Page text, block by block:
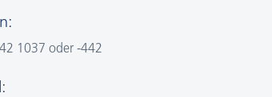
1037 oder -442